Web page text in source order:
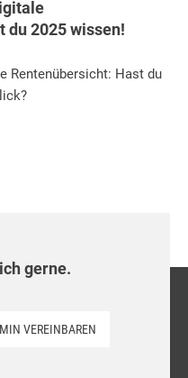
du 2025 wissen!
Rentenübersicht: Hast du
gerne.
VEREINBAREN